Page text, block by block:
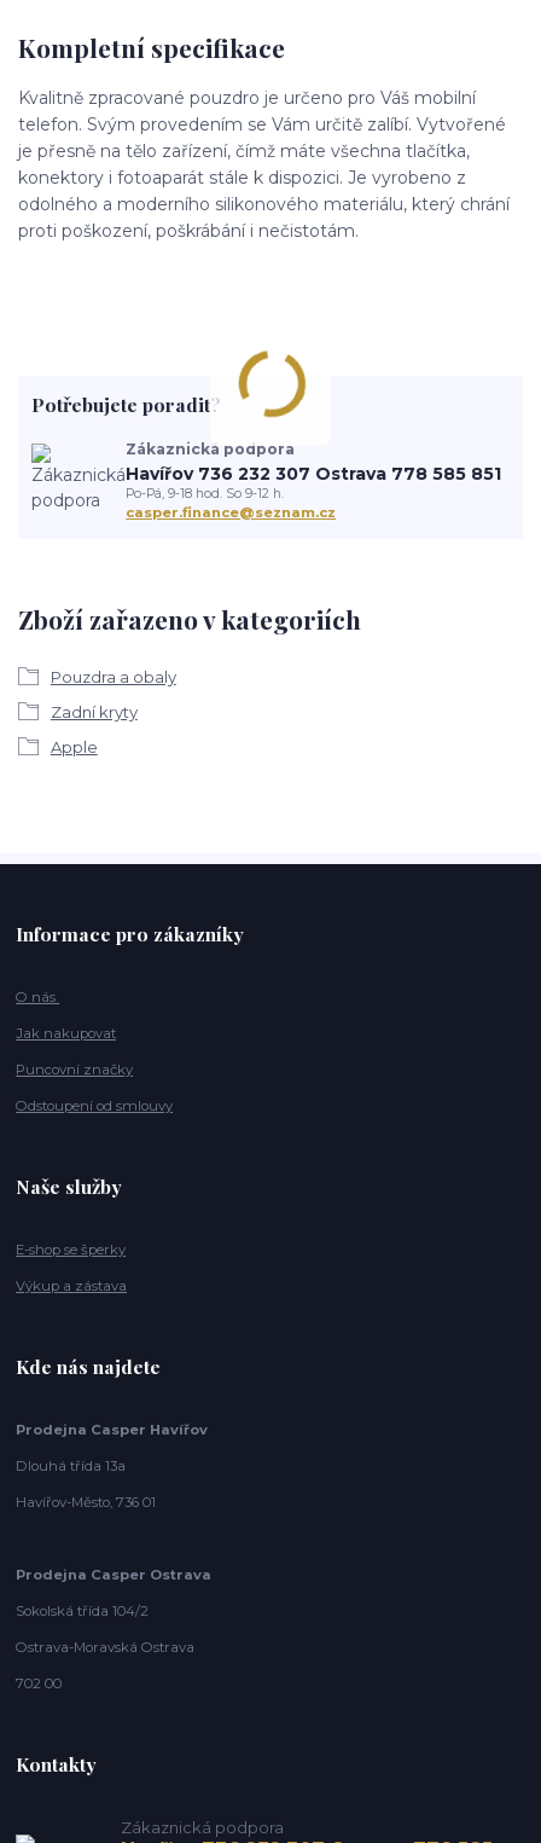
Kompletní specifikace
Kvalitně zpracované pouzdro je určeno pro Váš mobilní
telefon. Svým provedením se Vám určitě zalíbí. Vytvořené
je přesně na tělo zařízení, čímž máte všechna tlačítka,
konektory i fotoaparát stále k dispozici. Je vyrobeno z
odolného a moderního silikonového materiálu, který chrání
proti poškození, poškrábání i nečistotám.
Zboží zařazeno v kategoriích
Pouzdra a obaly
Zadní kryty
Apple
Potřebujete poradit?
Zákaznická podpora
Havířov 736 232 307 Ostrava 778 585 851
Po-Pá, 9-18 hod. So 9-12 h.
casper.finance@seznam.cz
Informace pro zákazníky
O nás
Jak nakupovat
Puncovní značky
Odstoupení od smlouvy
Naše služby
E-shop se šperky
Výkup a zástava
Kde nás najdete
Prodejna Casper Havířov
Dlouhá třída 13a
Havířov-Město, 736 01
Prodejna Casper Ostrava
Sokolská třída 104/2
Ostrava-Moravská Ostrava
702 00
Kontakty
Zákaznická podpora